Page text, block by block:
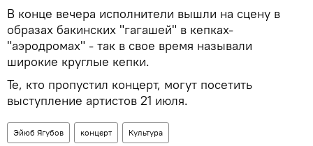
В конце вечера исполнители вышли на сцену в
образах бакинских "гагашей" в кепках-
"аэродромах" - так в свое время называли
широкие круглые кепки.
Те, кто пропустил концерт, могут посетить
выступление артистов 21 июля.
Эйюб Ягубов концерт Культура